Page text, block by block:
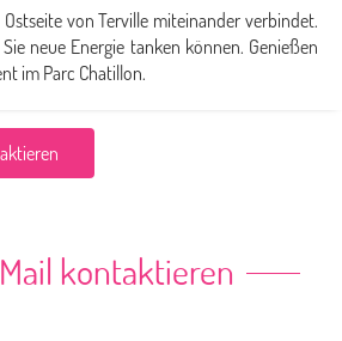
von Terville miteinander verbindet.
neue Energie tanken können. Genießen
im Parc Chatillon.
kontaktieren